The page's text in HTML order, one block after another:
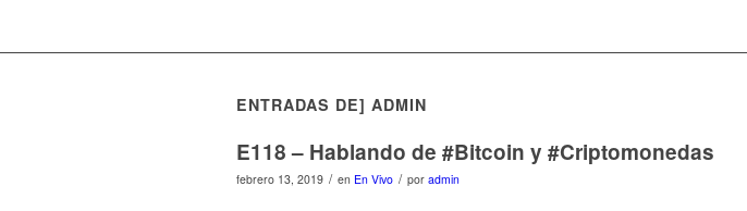
ENTRADAS DE] ADMIN
E118 – Hablando de #Bitcoin y #Criptomonedas
febrero 13, 2019 / en En Vivo / por admin